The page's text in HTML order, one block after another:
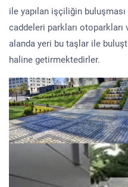
ile yapılan işçiliğin
caddeleri parkları
alanda yeri bu taşlar ile
haline getirmektedirler.